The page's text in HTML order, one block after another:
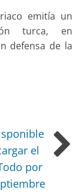
emitía un
turca, en
defensa de la
el
por